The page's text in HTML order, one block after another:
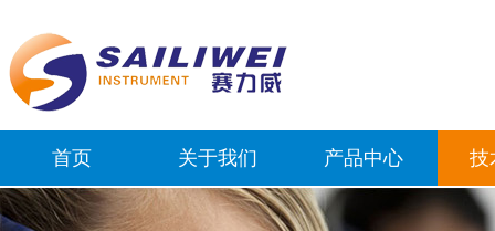
首页 关于我们 产品中心 技